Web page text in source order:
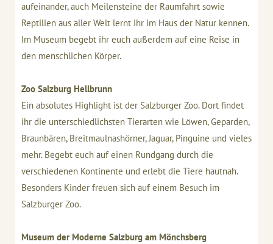
aufeinander, auch Meilensteine der Raumfahrt sowie
Reptilien aus aller Welt lernt ihr im Haus der Natur kennen.
Im Museum begebt ihr euch außerdem auf eine Reise in
den menschlichen Körper.
Zoo Salzburg Hellbrunn
Ein absolutes Highlight ist der Salzburger Zoo. Dort findet
ihr die unterschiedlichsten Tierarten wie Löwen, Geparden,
Braunbären, Breitmaulnashörner, Jaguar, Pinguine und vieles
mehr. Begebt euch auf einen Rundgang durch die
verschiedenen Kontinente und erlebt die Tiere hautnah.
Besonders Kinder freuen sich auf einem Besuch im
Salzburger Zoo.
Museum der Moderne Salzburg am Mönchsberg